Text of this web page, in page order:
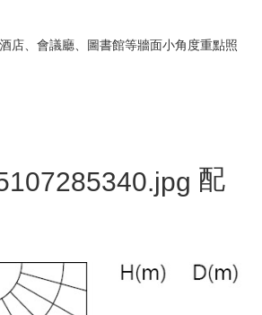
店、會議廳、圖書館等牆面小角度重點照
配